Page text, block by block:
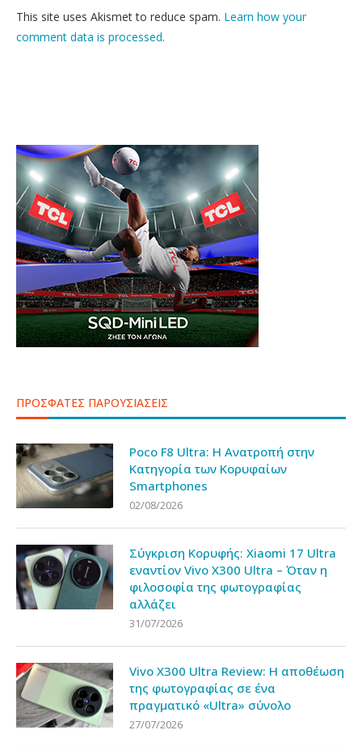
This site uses Akismet to reduce spam. Learn how your
comment data is processed.
ΠΡΟΣΦΑΤΕΣ ΠΑΡΟΥΣΙΑΣΕΙΣ
Poco F8 Ultra: Η Ανατροπή στην
Κατηγορία των Κορυφαίων
Smartphones
02/08/2026
Σύγκριση Κορυφής: Xiaomi 17 Ultra
εναντίον Vivo X300 Ultra – Όταν η
φιλοσοφία της φωτογραφίας
αλλάζει
31/07/2026
Vivo X300 Ultra Review: Η αποθέωση
της φωτογραφίας σε ένα
πραγματικό «Ultra» σύνολο
27/07/2026